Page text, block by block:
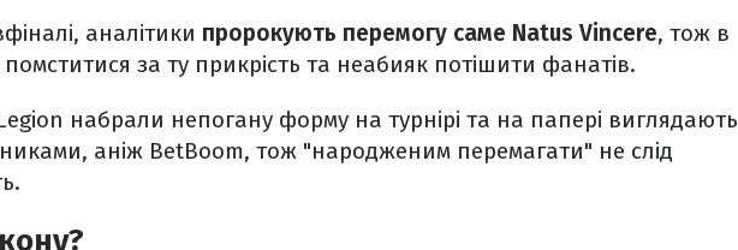
аналітики пророкують перемогу саме Natus Vincere, тож в
помститися за ту прикрість та неабияк потішити фанатів.
набрали непогану форму на турнірі та на папері виглядають
аніж BetBoom, тож "народженим перемагати" не слід